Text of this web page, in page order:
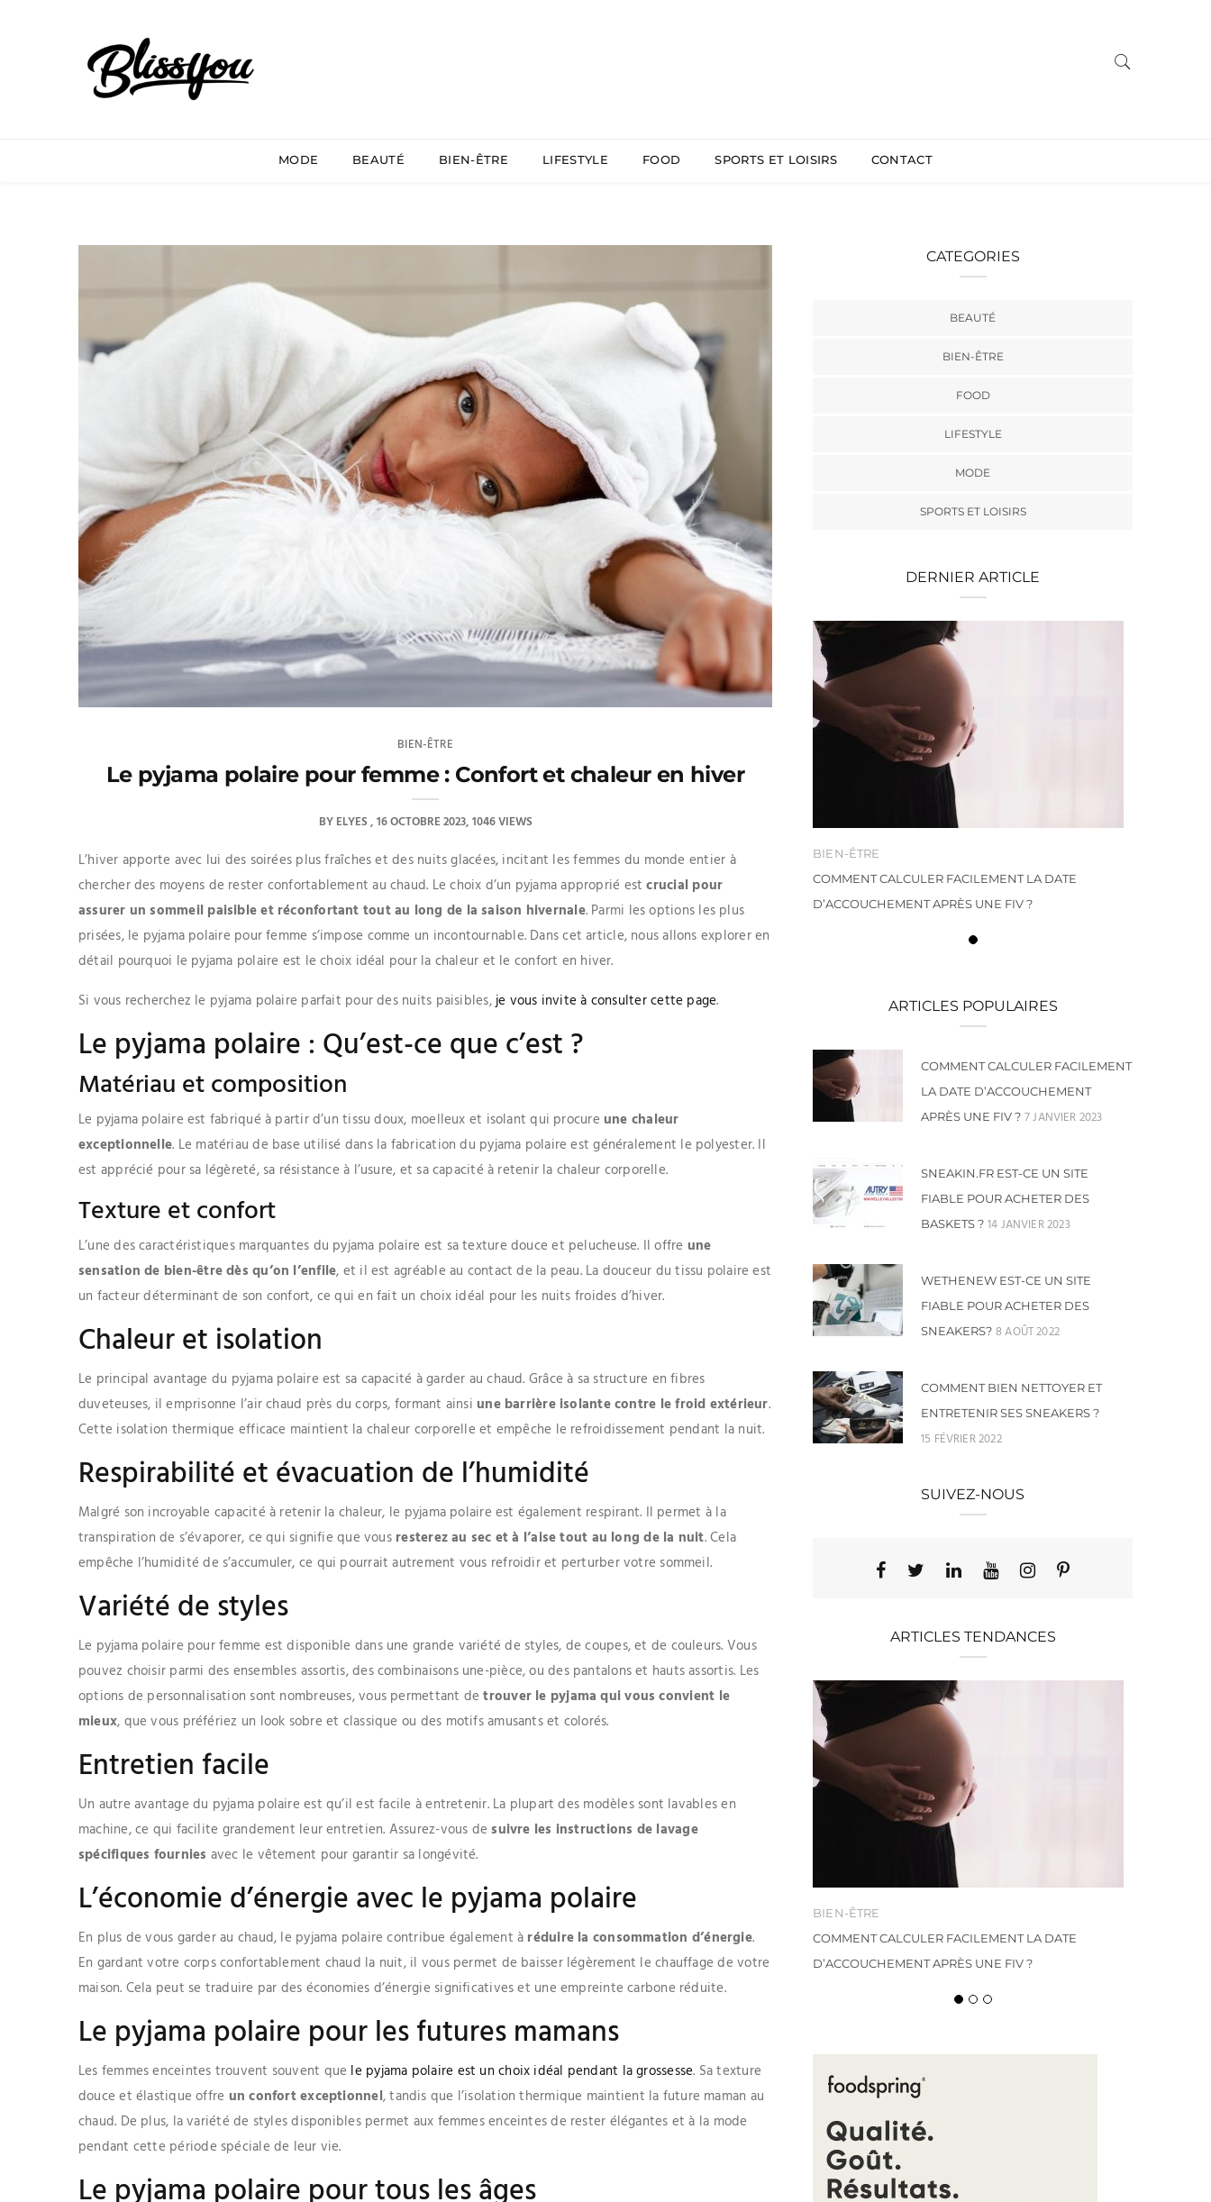
MODE BEAUTÉ BIEN-ÊTRE LIFESTYLE FOOD SPORTS ET LOISIRS CONTACT
BIEN-ÊTRE
Le pyjama polaire pour femme : Confort et chaleur en hiver
BYELYES 16 OCTOBRE 2023 1046 VIEWS
L’hiver apporte avec lui des soirées plus fraîches et des nuits glacées, incitant les femmes du monde entier à
chercher des moyens de rester confortablement au chaud. Le choix d’un pyjama approprié estcrucial pour
assurer un sommeil paisible et réconfortant tout au long de la saison hivernale. Parmi les options les plus
prisées, le pyjama polaire pour femme s’impose comme un incontournable. Dans cet article, nous allons explorer en
détail pourquoi le pyjama polaire est le choix idéal pour la chaleur et le confort en hiver.
Si vous recherchez le pyjama polaire parfait pour des nuits paisibles,je vous invite à consulter cette page.
Le pyjama polaire : Qu’est-ce que c’est ?
Matériau et composition
Le pyjama polaire est fabriqué à partir d’un tissu doux, moelleux et isolant qui procureune chaleur
exceptionnelle. Le matériau de base utilisé dans la fabrication du pyjama polaire est généralement le polyester. Il
est apprécié pour sa légèreté, sa résistance à l’usure, et sa capacité à retenir la chaleur corporelle.
Texture et confort
L’une des caractéristiques marquantes du pyjama polaire est sa texture douce et pelucheuse. Il offre une
sensation de bien-être dès qu’on l’enfile, et il est agréable au contact de la peau. La douceur du tissu polaire est
un facteur déterminant de son confort, ce qui en fait un choix idéal pour les nuits froides d’hiver.
Chaleur et isolation
Le principal avantage du pyjama polaire est sa capacité à garder au chaud. Grâce à sa structure en fibres
duveteuses, il emprisonne l’air chaud près du corps, formant ainsiune barrière isolante contre le froid extérieur.
Cette isolation thermique efficace maintient la chaleur corporelle et empêche le refroidissement pendant la nuit.
Respirabilité et évacuation de l’humidité
Malgré son incroyable capacité à retenir la chaleur, le pyjama polaire est également respirant. Il permet à la
transpiration de s’évaporer, ce qui signifie que vous resterez au sec et à l’aise tout au long de la nuit. Cela
empêche l’humidité de s’accumuler, ce qui pourrait autrement vous refroidir et perturber votre sommeil.
Variété de styles
Le pyjama polaire pour femme est disponible dans une grande variété de styles, de coupes, et de couleurs. Vous
pouvez choisir parmi des ensembles assortis, des combinaisons une-pièce, ou des pantalons et hauts assortis. Les
options de personnalisation sont nombreuses, vous permettant de trouver le pyjama qui vous convient le
mieux, que vous préfériez un look sobre et classique ou des motifs amusants et colorés.
Entretien facile
Un autre avantage du pyjama polaire est qu’il est facile à entretenir. La plupart des modèles sont lavables en
machine, ce qui facilite grandement leur entretien. Assurez-vous de suivre les instructions de lavage
spécifiques fournies avec le vêtement pour garantir sa longévité.
L’économie d’énergie avec le pyjama polaire
En plus de vous garder au chaud, le pyjama polaire contribue également à réduire la consommation d’énergie.
En gardant votre corps confortablement chaud la nuit, il vous permet de baisser légèrement le chauffage de votre
maison. Cela peut se traduire par des économies d’énergie significatives et une empreinte carbone réduite.
Le pyjama polaire pour les futures mamans
Les femmes enceintes trouvent souvent que le pyjama polaire est un choix idéal pendant la grossesse. Sa texture
douce et élastique offre un confort exceptionnel, tandis que l’isolation thermique maintient la future maman au
chaud. De plus, la variété de styles disponibles permet aux femmes enceintes de rester élégantes et à la mode
pendant cette période spéciale de leur vie.
Le pyjama polaire pour tous les âges
CATEGORIES
BEAUTÉ
BIEN-ÊTRE
FOOD
LIFESTYLE
MODE
SPORTS ET LOISIRS
DERNIER ARTICLE
BIEN-ÊTRE
COMMENT CALCULER FACILEMENT LA DATE
D’ACCOUCHEMENT APRÈS UNE FIV ?
ARTICLES POPULAIRES
COMMENT CALCULER FACILEMENT
LA DATE D’ACCOUCHEMENT
APRÈS UNE FIV ? 7 JANVIER 2023
SNEAKIN.FR EST-CE UN SITE
FIABLE POUR ACHETER DES
BASKETS ? 14 JANVIER 2023
WETHENEW EST-CE UN SITE
FIABLE POUR ACHETER DES
SNEAKERS? 8 AOÛT 2022
COMMENT BIEN NETTOYER ET
ENTRETENIR SES SNEAKERS ?
15 FÉVRIER 2022
SUIVEZ-NOUS
ARTICLES TENDANCES
BIEN-ÊTRE
COMMENT CALCULER FACILEMENT LA DATE
D’ACCOUCHEMENT APRÈS UNE FIV ?